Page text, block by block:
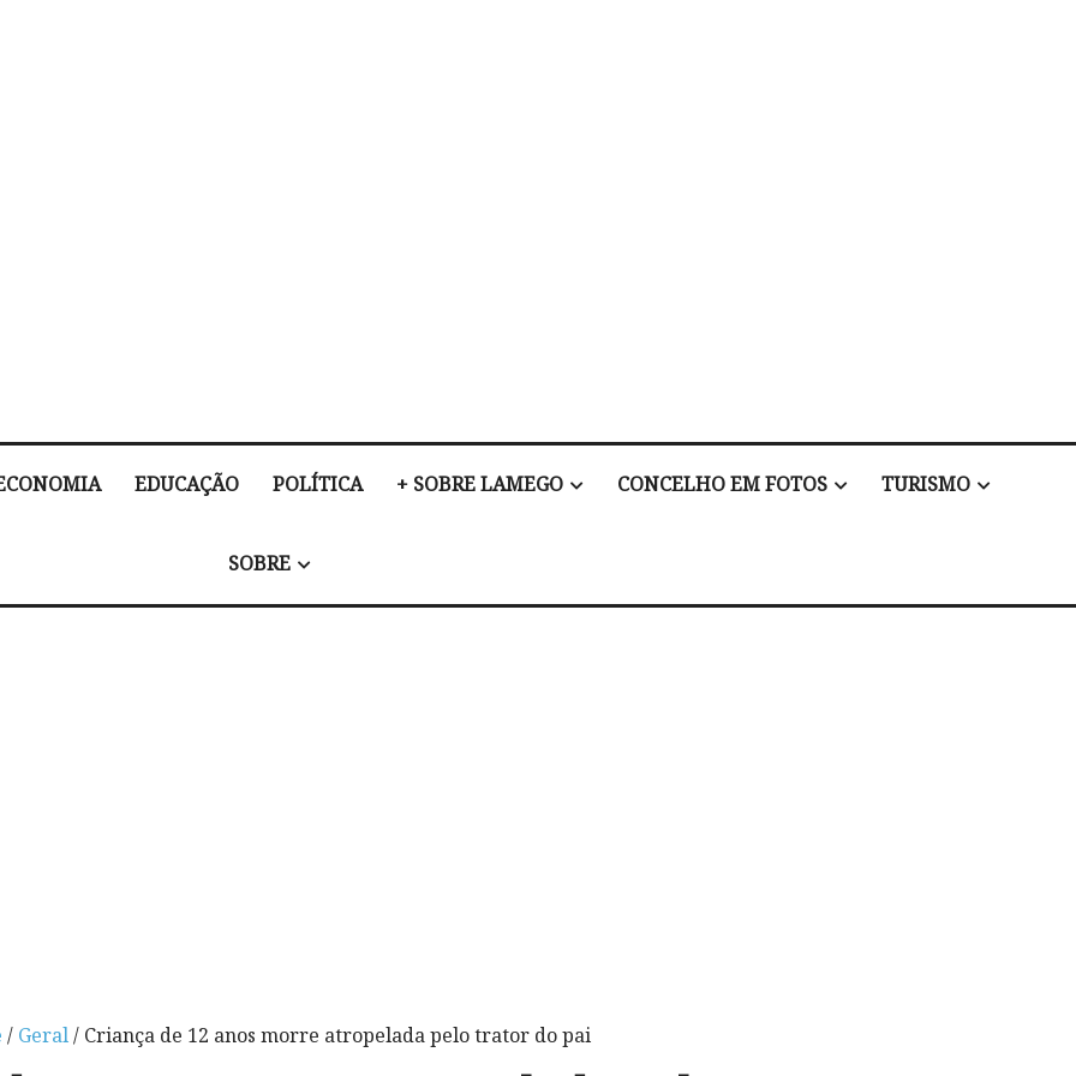
EDUCAÇÃO POLÍTICA + SOBRE LAMEGO CONCELHO EM FOTOS TURISMO
SOBRE
/ Geral/ Criança de 12 anos morre atropelada pelo trator do pai